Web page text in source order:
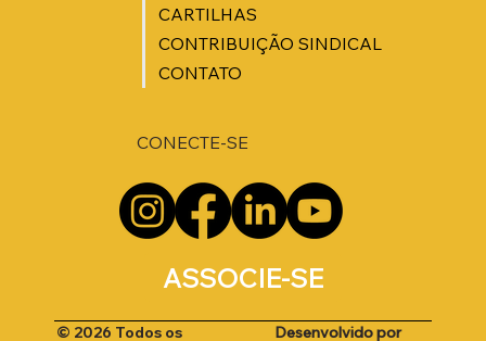
CARTILHAS
CONTRIBUIÇÃO SINDICAL
CONTATO
ASSOCIE-SE
CONECTE-SE
© 2026 Todos os Desenvolvido por